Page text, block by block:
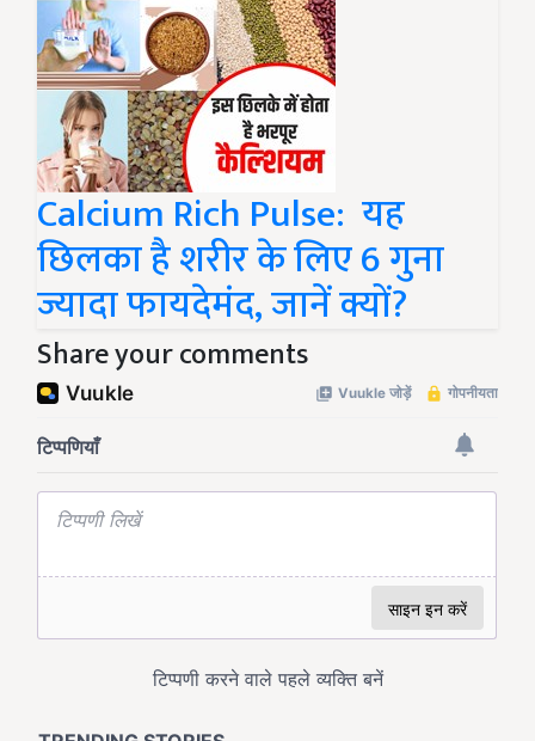
Calcium Rich Pulse: यह
छिलका है शरीर के लिए 6 गुना
ज्यादा फायदेमंद, जानें क्यों?
Share your comments